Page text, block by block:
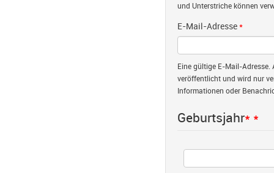
und Unterstriche können
E-Mail-Adresse *
Eine gültige E-Mail-Adresse.
veröffentlicht und wird nur
Informationen oder
Geburtsjahr* *